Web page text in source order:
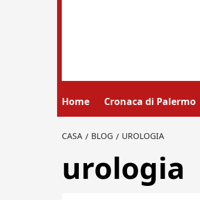
Home Cronaca di Palermo
CASA BLOG UROLOGIA
urologia